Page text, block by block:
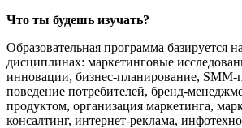
Что ты будешь изучать?
Образовательная программа базируется
дисциплинах: маркетинговые
инновации, бизнес-планирование, SMM-
поведение потребителей, бренд-
продуктом, организация маркетинга,
консалтинг, интернет-реклама,